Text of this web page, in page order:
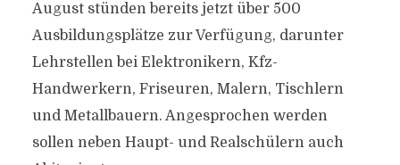
August stünden bereits jetzt über 500
Ausbildungsplätze zur Verfügung, darunter
Lehrstellen bei Elektronikern, Kfz-
Handwerkern, Friseuren, Malern, Tischlern
und Metallbauern. Angesprochen werden
sollen neben Haupt- und Realschülern auch